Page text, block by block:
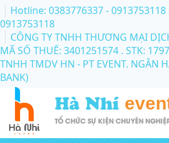
Hotline: 0383776337 - 0913753118
0913753118
CÔNG TY TNHH THƯƠNG MẠI
MÃ SỐ THUẾ: 3401251574 . STK:
TNHH TMDV HN - PT EVENT. NGÂN
BANK)
Hà Nhí
TỔ CHỨC SỰ KIỆN CHUYÊN